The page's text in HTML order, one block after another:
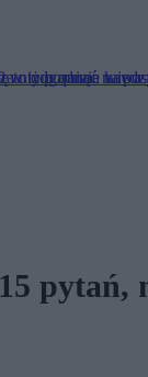
pytań,
to odgadnąć na
w tym quizie
niż poranna kawa